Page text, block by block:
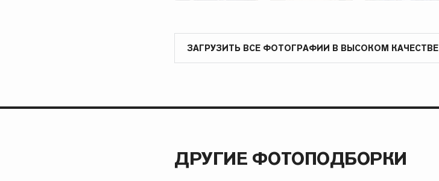
ЗАГРУЗИТЬ ВСЕ ФОТОГРАФИИ В ВЫСОКОМ КАЧЕСТВЕ
ДРУГИЕ ФОТОПОДБОРКИ